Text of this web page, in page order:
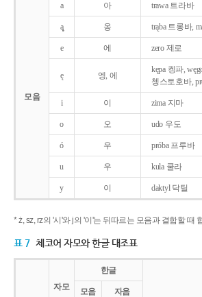
모음
a 아 trawa 트라바
ą̨ 옹 trąba 트롱바,
e 에 zero 제로
ę 엥, 에
kępa 켕파,
쳉스토호바,
i 이 zima 지마
o 오 udo 우도
ó 우 próba 프루바
u 우 kula 쿨라
y 이 daktyl 닥틸
* ż, sz, rz의 '시'와 j의 '이'는 뒤따르는 모음과 결합할 때
표 7 체코어 자모와 한글 대조표
자모
한글
모음
자음